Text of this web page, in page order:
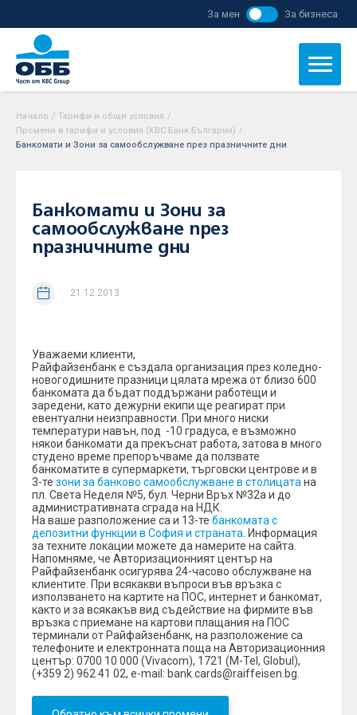
За мен За бизнеса
Начало / Тарифи и общи условия /
Промени в тарифи и условия (KBC Банк България) /
Банкомати и Зони за самообслужване през празничните дни
Банкомати и Зони за
самообслужване през
празничните дни
21.12.2013
Уважаеми клиенти,
Райфайзенбанк е създала организация през коледно-
новогодишните празници цялата мрежа от близо 600
банкомата да бъдат поддържани работещи и
заредени, като дежурни екипи ще реагират при
евентуални неизправности. При много ниски
температури навън, под -10 градуса, е възможно
някои банкомати да прекъснат работа, затова в много
студено време препоръчваме да ползвате
банкоматите в супермаркети, търговски центрове и в
3-те зони за банково самообслужване в столицата на
пл. Света Неделя №5, бул. Черни Връх №32а и до
административната сграда на НДК.
На ваше разположение са и 13-те банкомата с
депозитни функции в София и страната . Информация
за техните локации можете да намерите на сайта.
Напомняме, че Авторизационният център на
Райфайзенбанк осигурява 24-часово обслужване на
клиентите. При всякакви въпроси във връзка с
използването на картите на ПОС, интернет и банкомат,
както и за всякакъв вид съдействие на фирмите във
връзка с приемане на картови плащания на ПОС
терминали от Райфайзенбанк, на разположение са
телефоните и електронната поща на Авторизационния
център: 0700 10 000 (Vivacom), 1721 (M-Tel, Globul),
(+359 2) 962 41 02, e-mail: bank.cards@raiffeisen.bg.